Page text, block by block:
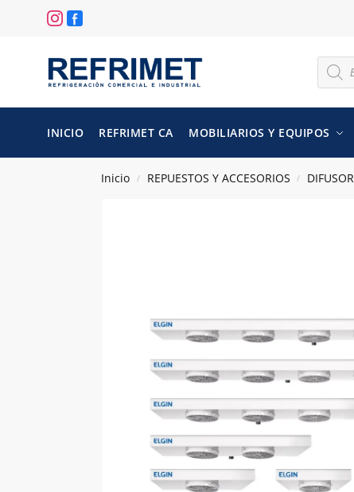
INICIO REFRIMET CA MOBILIARIOS Y EQUIPOS
Inicio / REPUESTOS Y ACCESORIOS /